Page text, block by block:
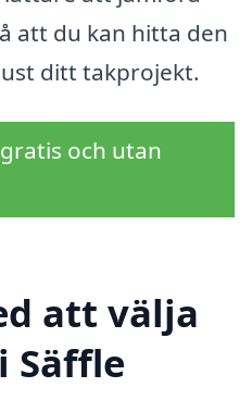
att du kan hitta den
ditt takprojekt.
och utan
att välja
Säffle